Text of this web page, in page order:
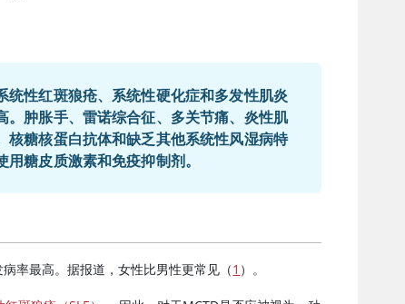
性红斑狼疮、系统性硬化症和多发性肌炎
肿胀手、雷诺综合征、多关节痛、炎性肌
糖核蛋白抗体和缺乏其他系统性风湿病特
糖皮质激素和免疫抑制剂。
率最高。据报道，女性比男性更常见（1 ）。